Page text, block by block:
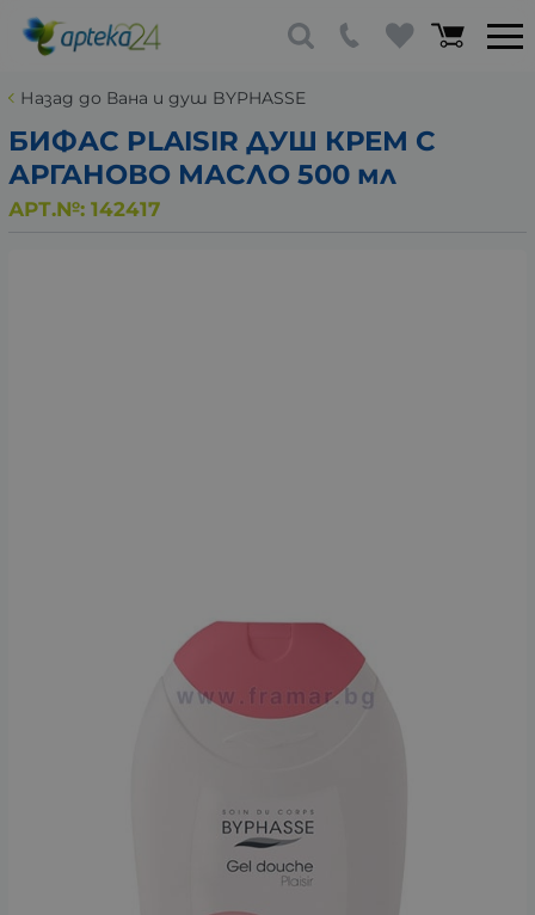
Назад до Вана и душ BYPHASSE
БИФАС PLAISIR ДУШ КРЕМ С
АРГАНОВО МАСЛО 500 мл
АРТ.№: 142417